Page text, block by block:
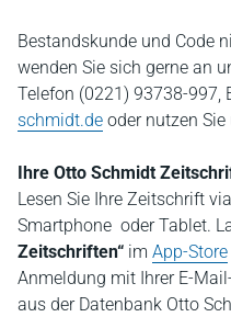
Bestandskunde und Code
wenden Sie sich gerne an
Telefon (0221) 93738-997,
schmidt.de oder nutzen Sie
Ihre Otto Schmidt
Lesen Sie Ihre Zeitschrift
Smartphone oder Tablet.
Zeitschriften“ im App-Store
Anmeldung mit Ihrer E-
aus der Datenbank Otto